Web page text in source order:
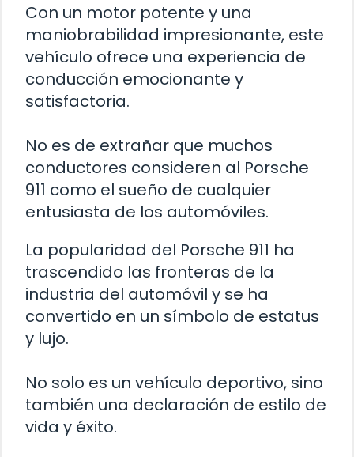
Con un motor potente y una
maniobrabilidad impresionante, este
vehículo ofrece una experiencia de
conducción emocionante y
satisfactoria.
No es de extrañar que muchos
conductores consideren al Porsche
911 como el sueño de cualquier
entusiasta de los automóviles.
La popularidad del Porsche 911 ha
trascendido las fronteras de la
industria del automóvil y se ha
convertido en un símbolo de estatus
y lujo.
No solo es un vehículo deportivo, sino
también una declaración de estilo de
vida y éxito.